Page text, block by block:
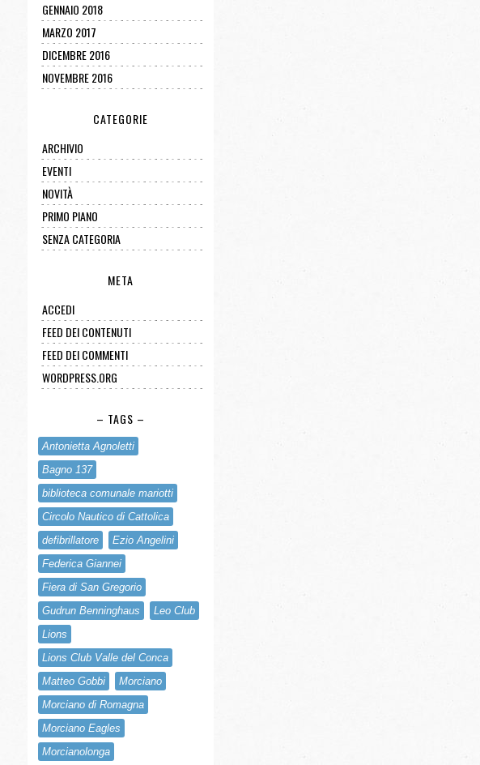
GENNAIO 2018
MARZO 2017
DICEMBRE 2016
NOVEMBRE 2016
CATEGORIE
ARCHIVIO
EVENTI
NOVITÀ
PRIMO PIANO
SENZA CATEGORIA
META
ACCEDI
FEED DEI CONTENUTI
FEED DEI COMMENTI
WORDPRESS.ORG
– TAGS –
Antonietta Agnoletti
Bagno 137
biblioteca comunale mariotti
Circolo Nautico di Cattolica
defibrillatore
Ezio Angelini
Federica Giannei
Fiera di San Gregorio
Gudrun Benninghaus
Leo Club
Lions
Lions Club Valle del Conca
Matteo Gobbi
Morciano
Morciano di Romagna
Morciano Eagles
Morcianolonga